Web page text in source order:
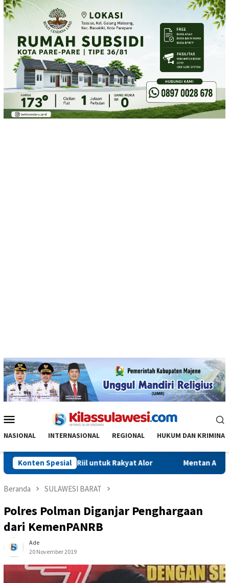
Loncat
ke
Mobile
NASIONAL INTERNASIONAL REGIONAL HUKUM DAN KRIMINAL
Konten Spesial
Aspirasi Riil untuk Rakyat Alor Mentan Amran Batalkan
Beranda SULAWESI BARAT
Polres Polman Diganjar Penghargaan
dari KemenPANRB
Ade
20 November 2019